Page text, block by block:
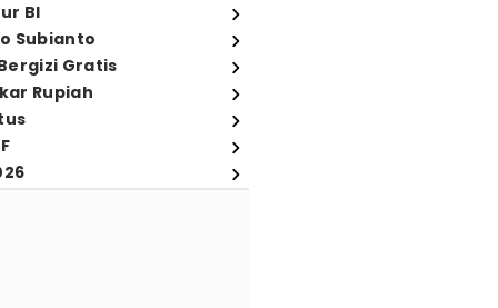
BI
Subianto
Gratis
Rupiah